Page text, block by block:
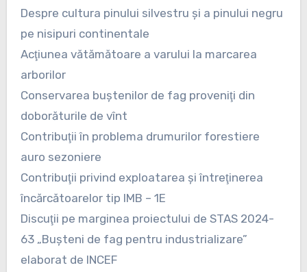
Despre cultura pinului silvestru şi a pinului negru
pe nisipuri continentale
Acţiunea vătămătoare a varului la marcarea
arborilor
Conservarea buştenilor de fag proveniţi din
doborăturile de vînt
Contribuţii în problema drumurilor forestiere
auro sezoniere
Contribuţii privind exploatarea şi întreţinerea
încărcătoarelor tip IMB – 1E
Discuţii pe marginea proiectului de STAS 2024-
63 „Buşteni de fag pentru industrializare”
elaborat de INCEF